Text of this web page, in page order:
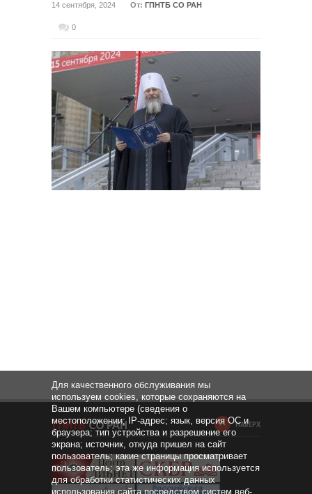
14 сентября, 2024 От: ГПНТБ СО РАН
0
НАВЕРХ
Для качественного обслуживания мы
используем cookies, которые сохраняются на
Вашем компьютере (сведения о
местоположении; IP-адрес; язык, версия ОС и
браузера; тип устройства и разрешение его
экрана; источник, откуда пришел на сайт
пользователь; какие страницы просматривает
пользователь; эта же информация используется
для обработки статистических данных
использования сайта посредством систем веб-